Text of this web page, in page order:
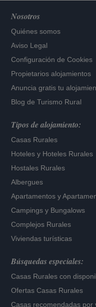
Nosotros
Quiénes somos
Aviso Legal
Configuración de Cookies
Propietarios alojamientos
Anuncia gratis tu
Blog de Turismo Rural
Tipos de alojamiento:
Casas Rurales
Hoteles y Hoteles Rurales
Hostales Rurales
Albergues
Apartamentos y
Campings y Bungalows
Complejos Rurales
Viviendas turísticas
Búsquedas especiales:
Casas Rurales con
Ofertas Casas Rurales
Casas recomendadas por